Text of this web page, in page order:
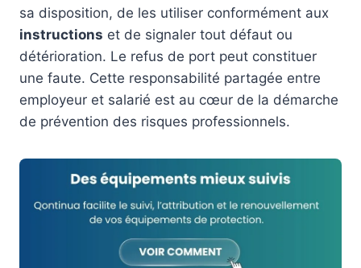
sa disposition, de les utiliser conformément aux
instructions et de signaler tout défaut ou
détérioration. Le refus de port peut constituer
une faute. Cette responsabilité partagée entre
employeur et salarié est au cœur de la démarche
de prévention des risques professionnels.